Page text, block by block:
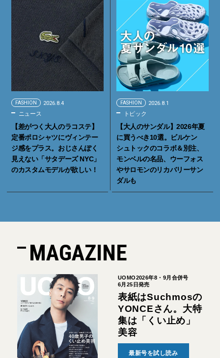
FASHION 2026.8.4
ニュース
【差がつく大人のラコステ】
定番ポロシャツにヴィンテー
ジ感をプラス。おじさんぽく
見えない「サタデーズ NYC」
のカスタムモデルが欲しい！
FASHION 2026.8.1
トピック
【大人のサンダル】2026年夏
に買うべき10選。ビルケン
シュトックのコラボ＆別注、
モンベルの名品、ウーフォス
やサロモンのリカバリーサン
ダルも
MAGAZINE
UOMO2026年8・9月合併号
6月25日発売
表紙はSuchmosの
YONCEさん。大特
集は「くい止め」
美容
最新号を試し読み